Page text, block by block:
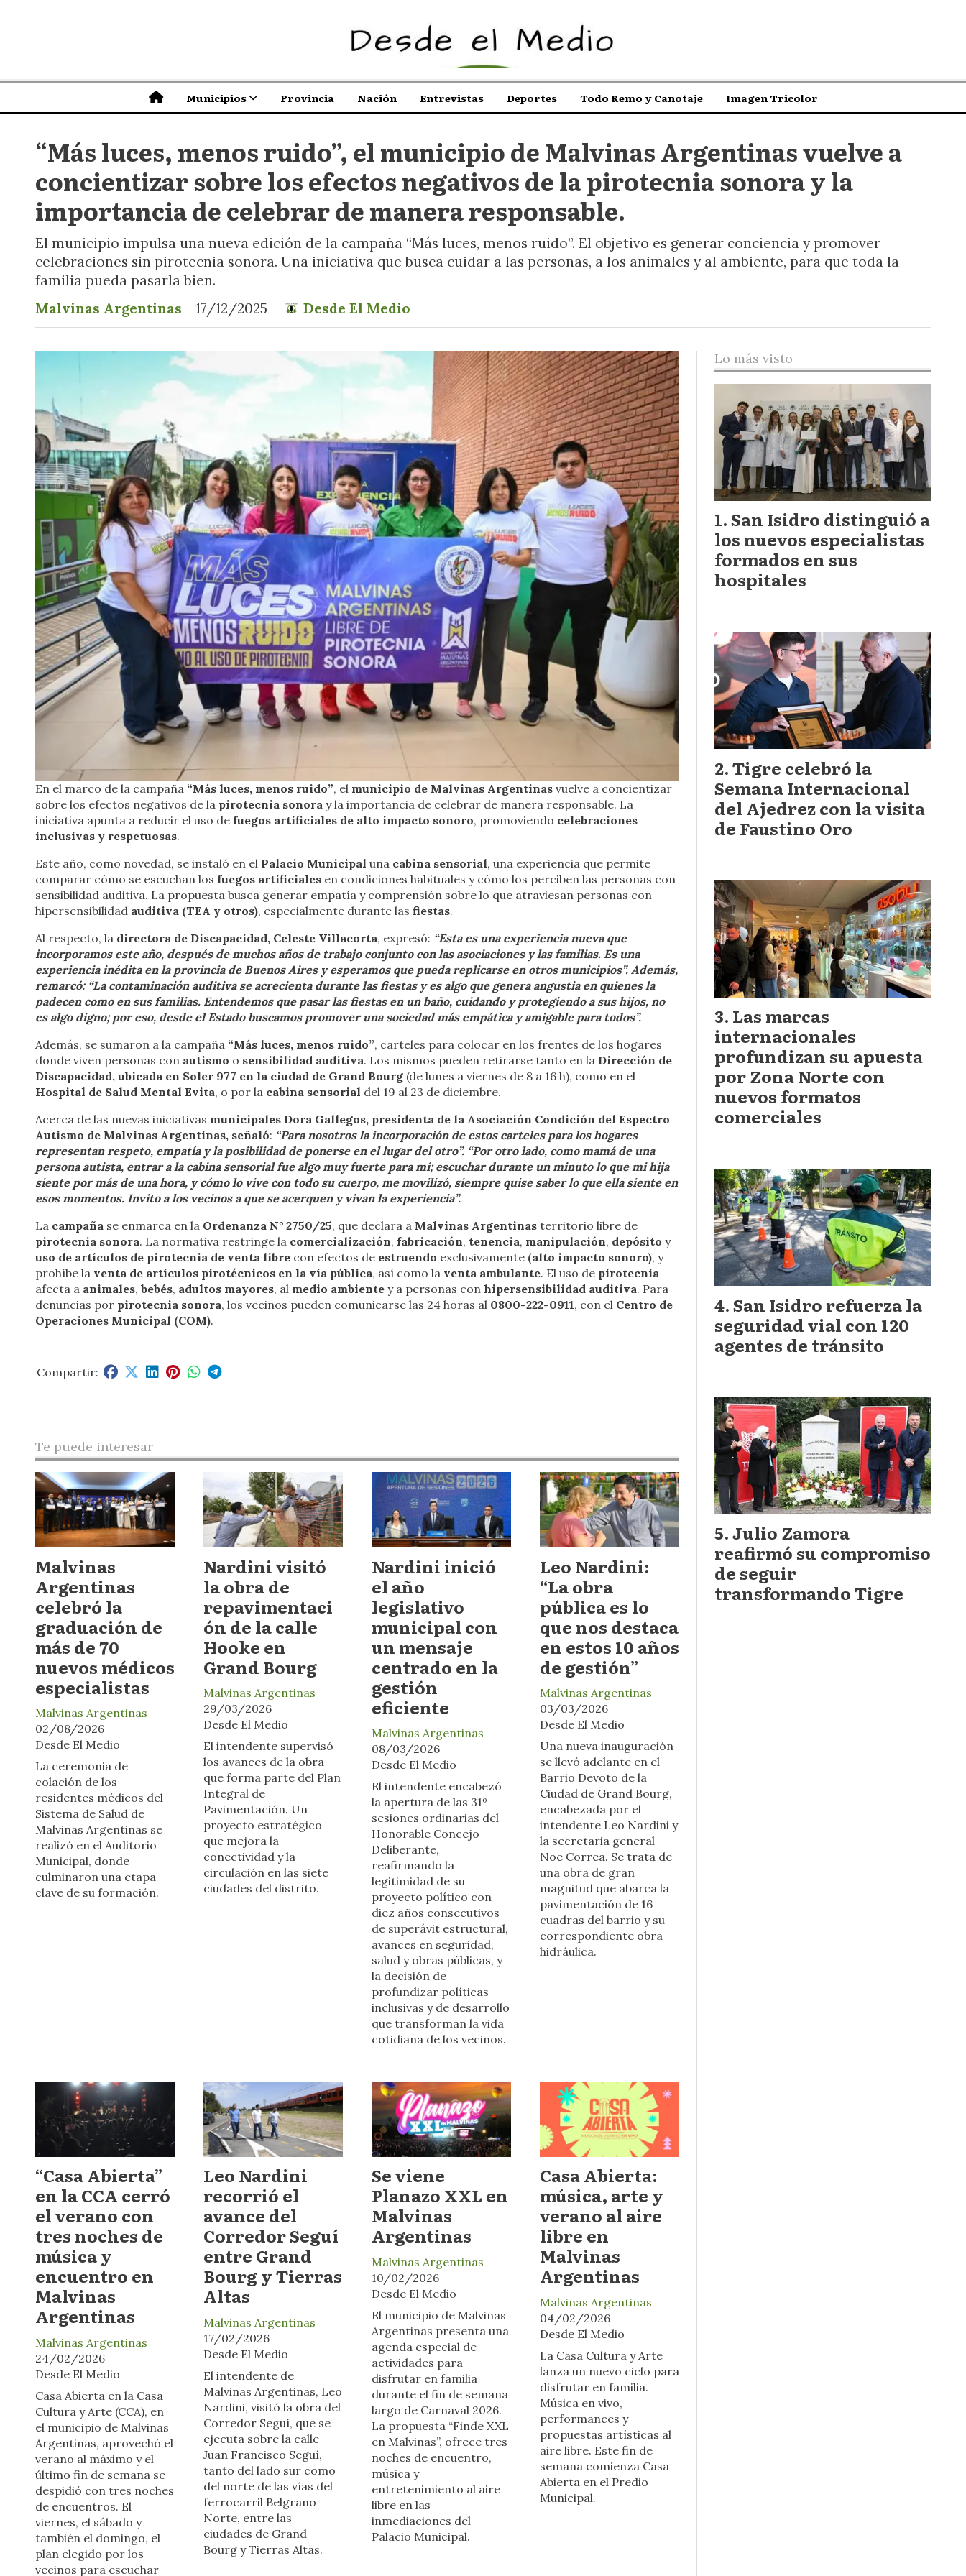
Municipios Provincia Nación Entrevistas Deportes Todo Remo y Canotaje Imagen Tricolor
“Más luces, menos ruido”, el municipio de Malvinas Argentinas vuelve a
concientizar sobre los efectos negativos de la pirotecnia sonora y la
importancia de celebrar de manera responsable.
El municipio impulsa una nueva edición de la campaña “Más luces, menos ruido”. El objetivo es generar conciencia y promover
celebraciones sin pirotecnia sonora. Una iniciativa que busca cuidar a las personas, a los animales y al ambiente, para que toda la
familia pueda pasarla bien.
Malvinas Argentinas
17/12/2025 Desde El Medio
En el marco de la campaña “Más luces, menos ruido”, el municipio de Malvinas Argentinas vuelve a concientizar
sobre los efectos negativos de la pirotecnia sonora y la importancia de celebrar de manera responsable. La
iniciativa apunta a reducir el uso de fuegos artificiales de alto impacto sonoro, promoviendo celebraciones
inclusivas y respetuosas.
Este año, como novedad, se instaló en el Palacio Municipal una cabina sensorial, una experiencia que permite
comparar cómo se escuchan los fuegos artificiales en condiciones habituales y cómo los perciben las personas con
sensibilidad auditiva. La propuesta busca generar empatía y comprensión sobre lo que atraviesan personas con
hipersensibilidad auditiva (TEA y otros), especialmente durante las fiestas.
Al respecto, la directora de Discapacidad, Celeste Villacorta, expresó: “Esta es una experiencia nueva que
incorporamos este año, después de muchos años de trabajo conjunto con las asociaciones y las familias. Es una
experiencia inédita en la provincia de Buenos Aires y esperamos que pueda replicarse en otros municipios”. Además,
remarcó: “La contaminación auditiva se acrecienta durante las fiestas y es algo que genera angustia en quienes la
padecen como en sus familias. Entendemos que pasar las fiestas en un baño, cuidando y protegiendo a sus hijos, no
es algo digno; por eso, desde el Estado buscamos promover una sociedad más empática y amigable para todos”.
Además, se sumaron a la campaña “Más luces, menos ruido”, carteles para colocar en los frentes de los hogares
donde viven personas con autismo o sensibilidad auditiva. Los mismos pueden retirarse tanto en la Dirección de
Discapacidad, ubicada en Soler 977 en la ciudad de Grand Bourg (de lunes a viernes de 8 a 16 h), como en el
Hospital de Salud Mental Evita, o por la cabina sensorial del 19 al 23 de diciembre.
Acerca de las nuevas iniciativas municipales Dora Gallegos, presidenta de la Asociación Condición del Espectro
Autismo de Malvinas Argentinas, señaló: “Para nosotros la incorporación de estos carteles para los hogares
representan respeto, empatía y la posibilidad de ponerse en el lugar del otro”. “Por otro lado, como mamá de una
persona autista, entrar a la cabina sensorial fue algo muy fuerte para mí; escuchar durante un minuto lo que mi hija
siente por más de una hora, y cómo lo vive con todo su cuerpo, me movilizó, siempre quise saber lo que ella siente en
esos momentos. Invito a los vecinos a que se acerquen y vivan la experiencia”.
La campaña se enmarca en la Ordenanza N° 2750/25, que declara a Malvinas Argentinas territorio libre de
pirotecnia sonora. La normativa restringe la comercialización, fabricación, tenencia, manipulación, depósito y
uso de artículos de pirotecnia de venta libre con efectos de estruendo exclusivamente (alto impacto sonoro), y
prohíbe la venta de artículos pirotécnicos en la vía pública, así como la venta ambulante. El uso de pirotecnia
afecta a animales, bebés, adultos mayores, al medio ambiente y a personas con hipersensibilidad auditiva. Para
denuncias por pirotecnia sonora, los vecinos pueden comunicarse las 24 horas al 0800-222-0911, con el Centro de
Operaciones Municipal (COM).
Te puede interesar
Malvinas
Argentinas
celebró la
graduación de
más de 70
nuevos médicos
especialistas
Desde El Medio
Malvinas Argentinas
02/08/2026
La ceremonia de
colación de los
residentes médicos del
Sistema de Salud de
Malvinas Argentinas se
realizó en el Auditorio
Municipal, donde
culminaron una etapa
clave de su formación.
Nardini visitó
la obra de
repavimentaci
ón de la calle
Hooke en
Grand Bourg
Desde El Medio
Malvinas Argentinas
29/03/2026
El intendente supervisó
los avances de la obra
que forma parte del Plan
Integral de
Pavimentación. Un
proyecto estratégico
que mejora la
conectividad y la
circulación en las siete
ciudades del distrito.
Nardini inició
el año
legislativo
municipal con
un mensaje
centrado en la
gestión
eficiente
Desde El Medio
Malvinas Argentinas
08/03/2026
El intendente encabezó
la apertura de las 31º
sesiones ordinarias del
Honorable Concejo
Deliberante,
reafirmando la
legitimidad de su
proyecto político con
diez años consecutivos
de superávit estructural,
avances en seguridad,
salud y obras públicas, y
la decisión de
profundizar políticas
inclusivas y de desarrollo
que transforman la vida
cotidiana de los vecinos.
Leo Nardini:
“La obra
pública es lo
que nos destaca
en estos 10 años
de gestión”
Desde El Medio
Malvinas Argentinas
03/03/2026
Una nueva inauguración
se llevó adelante en el
Barrio Devoto de la
Ciudad de Grand Bourg,
encabezada por el
intendente Leo Nardini y
la secretaria general
Noe Correa. Se trata de
una obra de gran
magnitud que abarca la
pavimentación de 16
cuadras del barrio y su
correspondiente obra
hidráulica.
“Casa Abierta”
en la CCA cerró
el verano con
tres noches de
música y
encuentro en
Malvinas
Argentinas
Desde El Medio
Malvinas Argentinas
24/02/2026
Casa Abierta en la Casa
Cultura y Arte (CCA), en
el municipio de Malvinas
Argentinas, aprovechó el
verano al máximo y el
último fin de semana se
despidió con tres noches
de encuentros. El
viernes, el sábado y
también el domingo, el
plan elegido por los
vecinos para escuchar
Leo Nardini
recorrió el
avance del
Corredor Seguí
entre Grand
Bourg y Tierras
Altas
Desde El Medio
Malvinas Argentinas
17/02/2026
El intendente de
Malvinas Argentinas, Leo
Nardini, visitó la obra del
Corredor Seguí, que se
ejecuta sobre la calle
Juan Francisco Seguí,
tanto del lado sur como
del norte de las vías del
ferrocarril Belgrano
Norte, entre las
ciudades de Grand
Bourg y Tierras Altas.
Se viene
Planazo XXL en
Malvinas
Argentinas
Desde El Medio
Malvinas Argentinas
10/02/2026
El municipio de Malvinas
Argentinas presenta una
agenda especial de
actividades para
disfrutar en familia
durante el fin de semana
largo de Carnaval 2026.
La propuesta “Finde XXL
en Malvinas”, ofrece tres
noches de encuentro,
música y
entretenimiento al aire
libre en las
inmediaciones del
Palacio Municipal.
Casa Abierta:
música, arte y
verano al aire
libre en
Malvinas
Argentinas
Desde El Medio
Malvinas Argentinas
04/02/2026
La Casa Cultura y Arte
lanza un nuevo ciclo para
disfrutar en familia.
Música en vivo,
performances y
propuestas artísticas al
aire libre. Este fin de
semana comienza Casa
Abierta en el Predio
Municipal.
Lo más visto
San Isidro distinguió a
los nuevos especialistas
formados en sus
hospitales
Tigre celebró la
Semana Internacional
del Ajedrez con la visita
de Faustino Oro
Las marcas
internacionales
profundizan su apuesta
por Zona Norte con
nuevos formatos
comerciales
San Isidro refuerza la
seguridad vial con 120
agentes de tránsito
Julio Zamora
reafirmó su compromiso
de seguir
transformando Tigre